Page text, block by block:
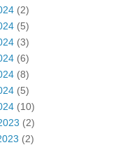
(2)
(5)
(3)
(6)
(8)
(5)
(10)
(2)
(2)